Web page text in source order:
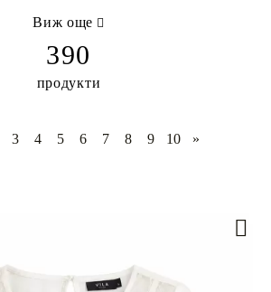
Виж още
390
продукти
3 4 5 6 7 8 9 10 »